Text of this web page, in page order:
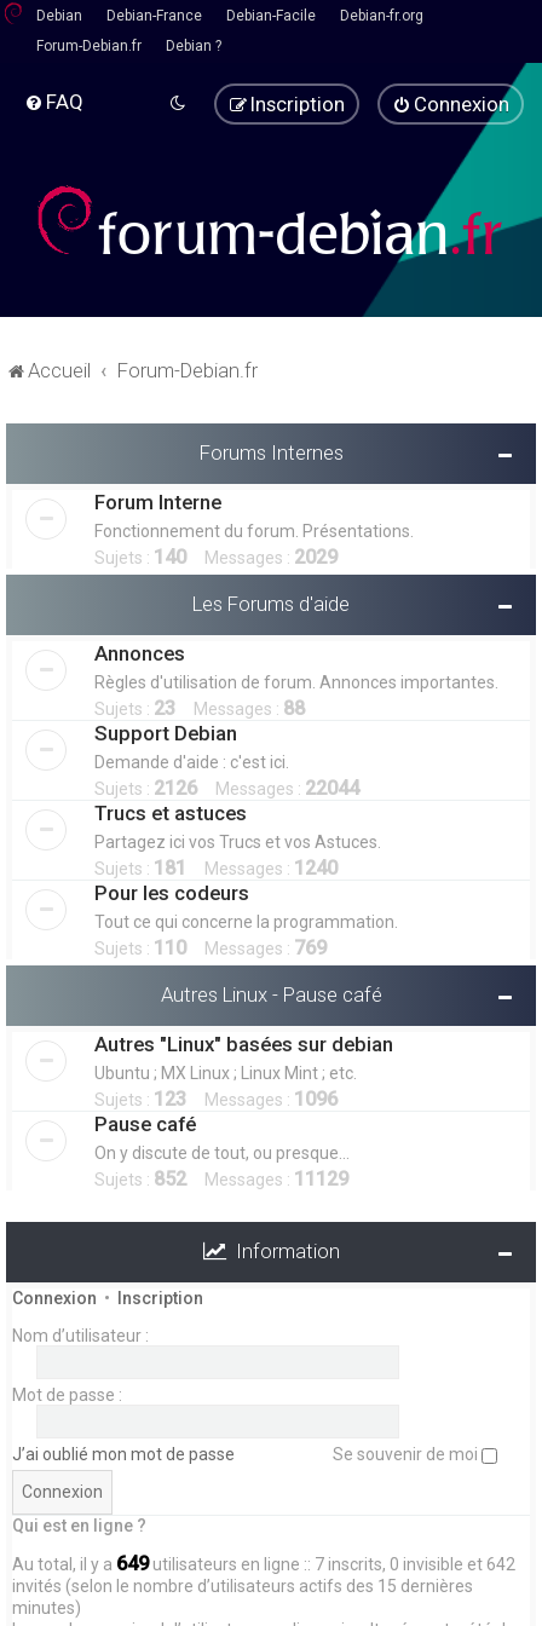
Debian Debian-France Debian-Facile
Debian-fr.org
Forum-Debian.fr
Debian ?
FAQ Connexion
Inscription
Accueil Forum-Debian.fr
Forums Internes
Forum Interne
Fonctionnement du forum. Présentations.
Sujets : 140Messages : 2029
Les Forums d'aide
Annonces
Règles d'utilisation de forum. Annonces importantes.
Sujets : 23 Messages : 88
Support Debian
Demande d'aide : c'est ici.
Sujets : 2126Messages : 22044
Trucs et astuces
Partagez ici vos Trucs et vos Astuces.
Sujets : 181 Messages : 1240
Pour les codeurs
Tout ce qui concerne la programmation.
Sujets : 110Messages : 769
Autres Linux - Pause café
Autres "Linux" basées sur debian
Ubuntu ; MX Linux ; Linux Mint ; etc.
Sujets : 123 Messages : 1096
Pause café
On y discute de tout, ou presque...
Sujets : 852Messages : 11129
Information
Connexion •
Inscription
Nom d’utilisateur :
Mot de passe :
J’ai oublié mon mot de passe Se souvenir de moi
Qui est en ligne ?
Au total, il y a 649utilisateurs en ligne :: 7 inscrits, 0 invisible et 642
invités (selon le nombre d’utilisateurs actifs des 15 dernières
minutes)